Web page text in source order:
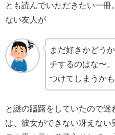
とも読んでいただきたい一
ない友人が
まだ好きかどう
チするのはな〜
つけてしまうか
と謎の躊躇をしていたので
は、彼女ができない冴えな